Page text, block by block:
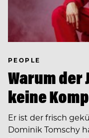
PEOPLE
Warum der
keine
Er ist der frisch
Dominik Tomschy